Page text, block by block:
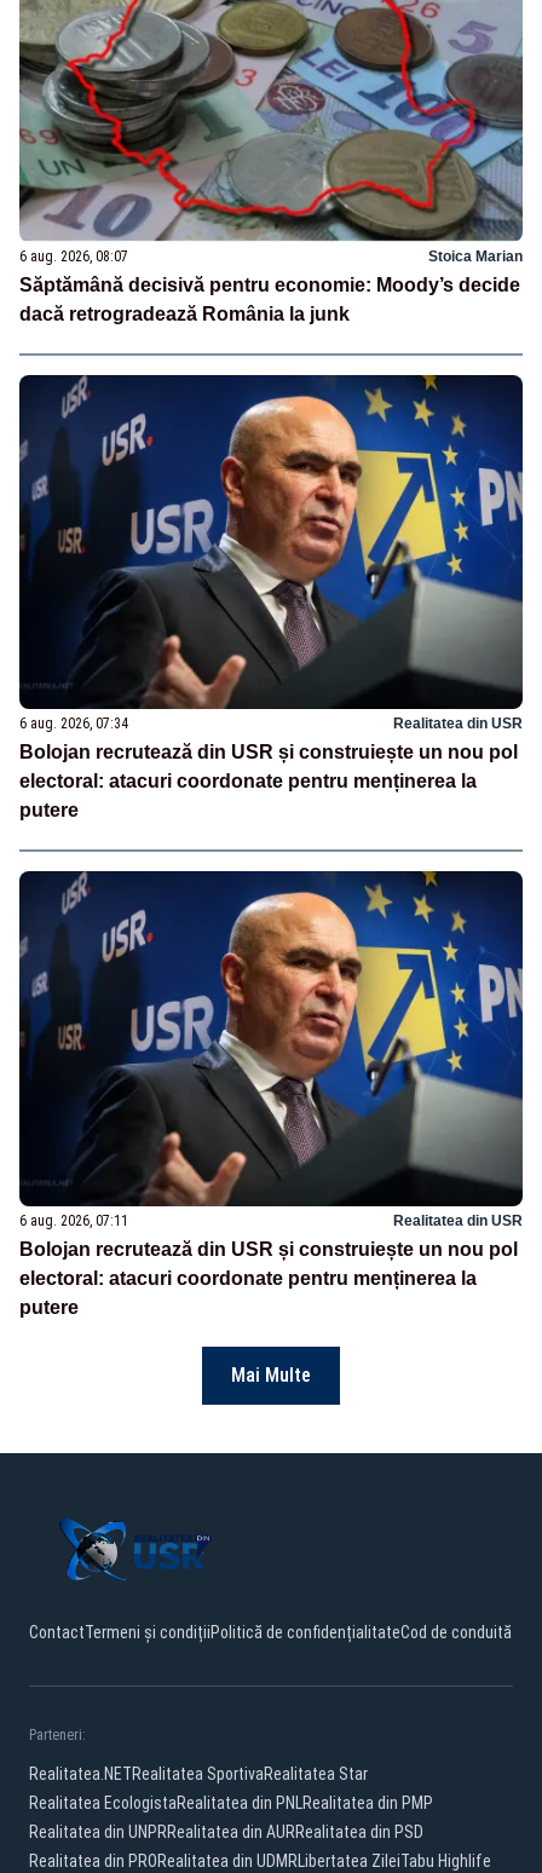
6 aug. 2026, 08:07 Stoica Marian
Săptămână decisivă pentru economie: Moody’s decide
dacă retrogradează România la junk
6 aug. 2026, 07:34 Realitatea din USR
Bolojan recrutează din USR și construiește un nou pol
electoral: atacuri coordonate pentru menținerea la
putere
6 aug. 2026, 07:11 Realitatea din USR
Bolojan recrutează din USR și construiește un nou pol
electoral: atacuri coordonate pentru menținerea la
putere
Mai Multe
ContactTermeni și condițiiPolitică de confidențialitateCod de conduită
Parteneri:
Realitatea.NETRealitatea SportivaRealitatea Star
Realitatea EcologistaRealitatea din PNLRealitatea din PMP
Realitatea din UNPRRealitatea din AURRealitatea din PSD
Realitatea din PRORealitatea din UDMRLibertatea ZileiTabu Highlife